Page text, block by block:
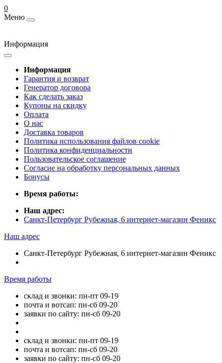
0
Меню
Информация
Информация
Гарантия и возврат
Генератор договора
Как сделать заказ
Купоны на скидку
Оплата
О нас
Доставка товаров
Политика использования файлов cookie
Политика конфиденциальности
Пользовательское соглашение
Согласие на обработку персональных данных
Бонусы
Время работы:
Наш адрес:
Санкт-Петербург Рубежная, 6 интернет-магазин Феникс
Наш адрес
Санкт-Петербург Рубежная, 6 интернет-магазин Феникс
Время работы
склад и звонки: пн-пт 09-19
почта и вотсап: пн-сб 09-20
заявки по сайту: пн-сб 09-20
склад и звонки: пн-пт 09-19
почта и вотсап: пн-сб 09-20
заявки по сайту: пн-сб 09-20